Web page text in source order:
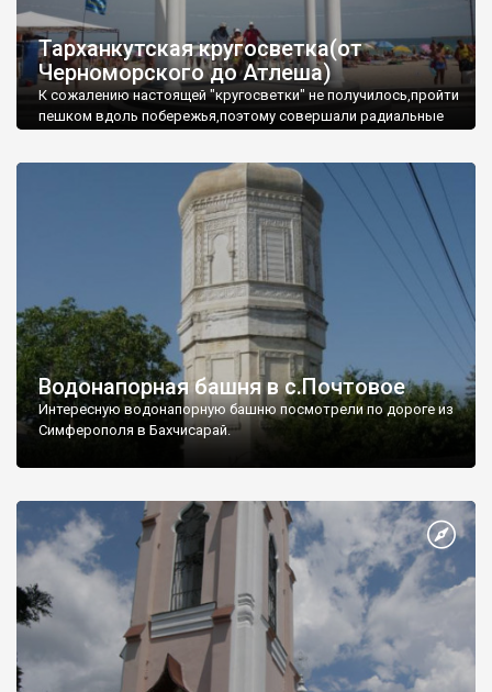
Тарханкутская кругосветка(от
Черноморского до Атлеша)
К сожалению настоящей "кругосветки" не получилось,пройти
пешком вдоль побережья,поэтому совершали радиальные
Водонапорная башня в с.Почтовое
Интересную водонапорную башню посмотрели по дороге из
Симферополя в Бахчисарай.